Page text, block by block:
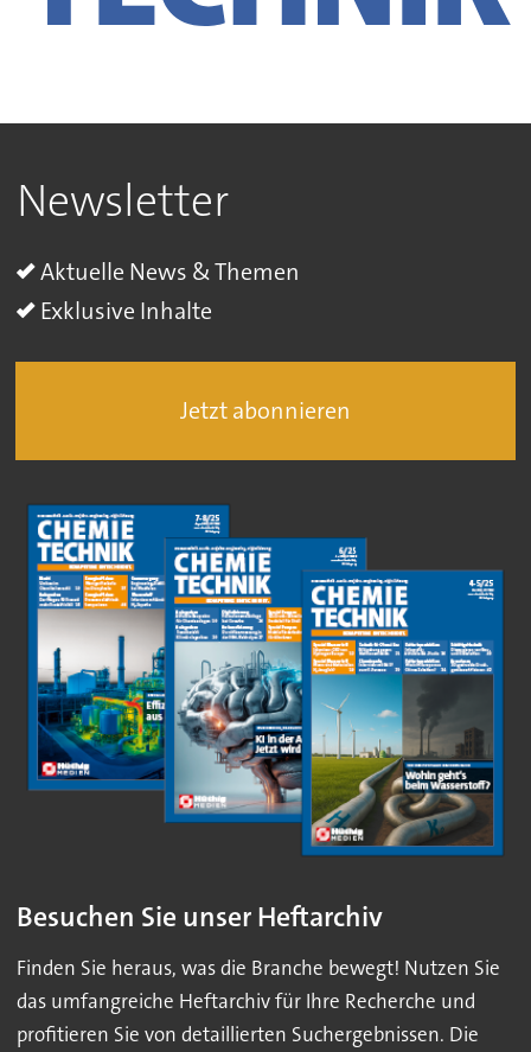
Newsletter
Aktuelle News & Themen
Exklusive Inhalte
Jetzt abonnieren
Besuchen Sie unser Heftarchiv
Finden Sie heraus, was die Branche bewegt! Nutzen Sie
das umfangreiche Heftarchiv für Ihre Recherche und
profitieren Sie von detaillierten Suchergebnissen. Die